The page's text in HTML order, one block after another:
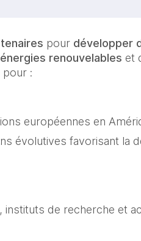
pour développer
énergies renouvelables et
pour :
européennes en
évolutives favorisant la
de recherche et